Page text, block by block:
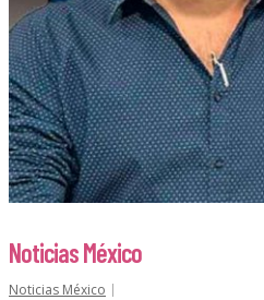
Noticias México
Noticias México